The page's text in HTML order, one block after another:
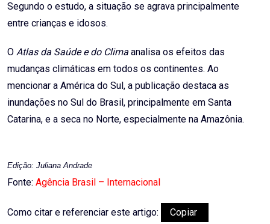
Segundo o estudo, a situação se agrava principalmente
entre crianças e idosos.
O Atlas da Saúde e do Clima analisa os efeitos das
mudanças climáticas em todos os continentes. Ao
mencionar a América do Sul, a publicação destaca as
inundações no Sul do Brasil, principalmente em Santa
Catarina, e a seca no Norte, especialmente na Amazônia.
Edição: Juliana Andrade
Fonte: Agência Brasil – Internacional
Como citar e referenciar este artigo:
Copiar